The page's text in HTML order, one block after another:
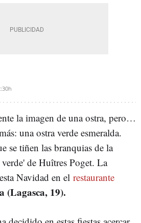
la imagen de una ostra, pero…
una ostra verde esmeralda.
se tiñen las branquias de la
de Huîtres Poget. La
Navidad en el restaurante
(Lagasca, 19).